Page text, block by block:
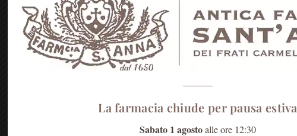
La farmacia chiude per pausa estiva
Sabato 1 agostoalle ore 12:30